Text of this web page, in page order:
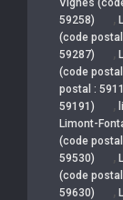
59258)
,
(code
59287)
,
(code
postal :
59191)
,
Limont-
(code
59530)
,
(code
59630)
,